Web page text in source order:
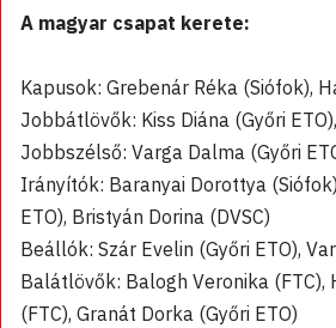
A magyar csapat kerete:
Kapusok: Grebenár Réka (Siófok),
Jobbátlövők: Kiss Diána (Győri
Jobbszélső: Varga Dalma (Győri
Irányítók: Baranyai Dorottya
ETO), Bristyán Dorina (DVSC)
Beállók: Szár Evelin (Győri ETO),
Balátlövők: Balogh Veronika (FTC),
(FTC), Granát Dorka (Győri ETO)